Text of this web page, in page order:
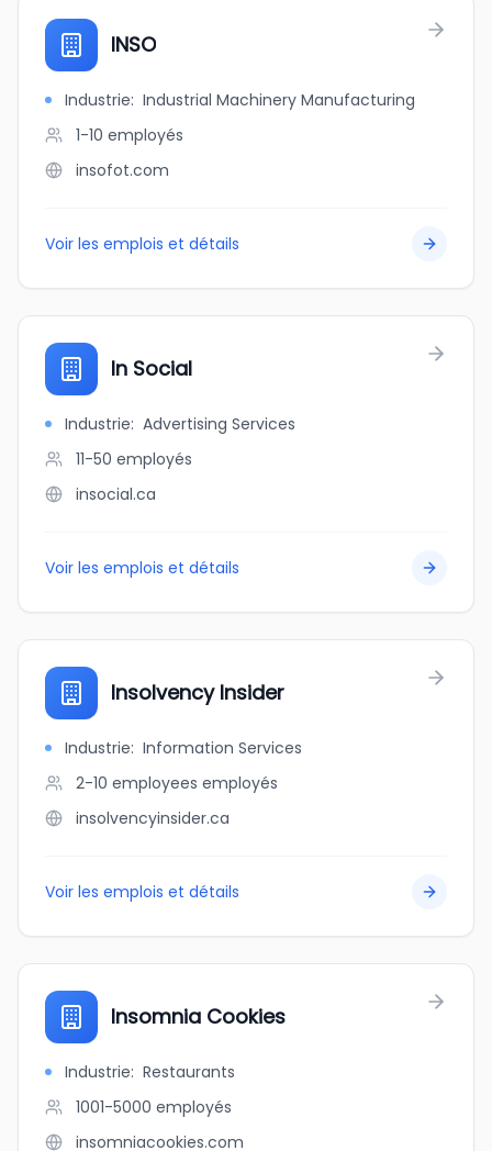
INSO
Industrie: Industrial Machinery Manufacturing
1-10 employés
insofot.com
Voir les emplois et détails
In Social
Industrie: Advertising Services
11-50 employés
insocial.ca
Voir les emplois et détails
Insolvency Insider
Industrie: Information Services
2-10 employees employés
insolvencyinsider.ca
Voir les emplois et détails
Insomnia Cookies
Industrie: Restaurants
1001-5000 employés
insomniacookies.com